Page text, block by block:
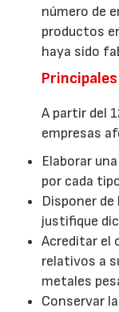
número de
productos
haya sido
A partir del
empresas
Elaborar
por cada
Disponer
justifique
Acreditar el
relativos a
metales
Conservar